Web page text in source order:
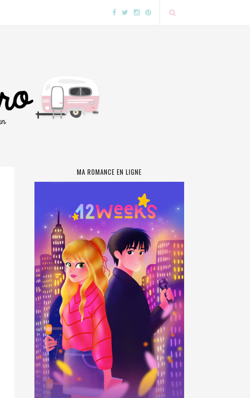
MA ROMANCE EN LIGNE